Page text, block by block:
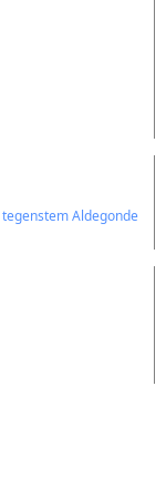
tegenstemAldegonde